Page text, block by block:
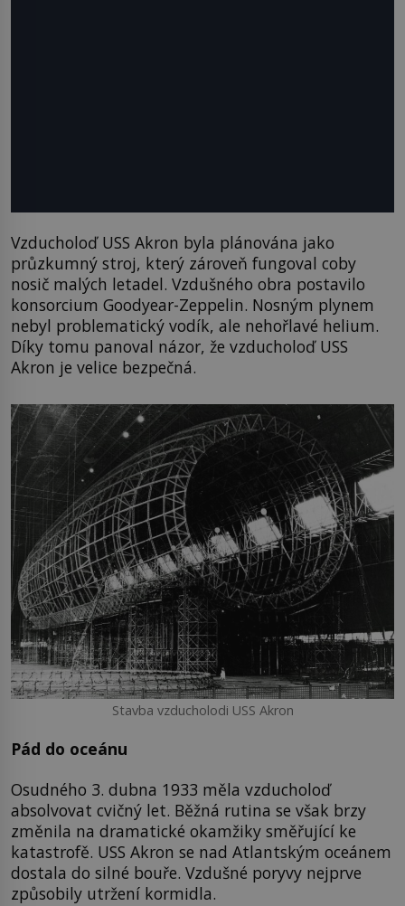
Vzducholoď USS Akron byla plánována jako
průzkumný stroj, který zároveň fungoval coby
nosič malých letadel. Vzdušného obra postavilo
konsorcium Goodyear-Zeppelin. Nosným plynem
nebyl problematický vodík, ale nehořlavé helium.
Díky tomu panoval názor, že vzducholoď USS
Akron je velice bezpečná.
Stavba vzducholodi USS Akron
Pád do oceánu
Osudného 3. dubna 1933 měla vzducholoď
absolvovat cvičný let. Běžná rutina se však brzy
změnila na dramatické okamžiky směřující ke
katastrofě. USS Akron se nad Atlantským oceánem
dostala do silné bouře. Vzdušné poryvy nejprve
způsobily utržení kormidla.